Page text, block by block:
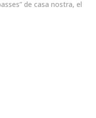
de casa nostra, el